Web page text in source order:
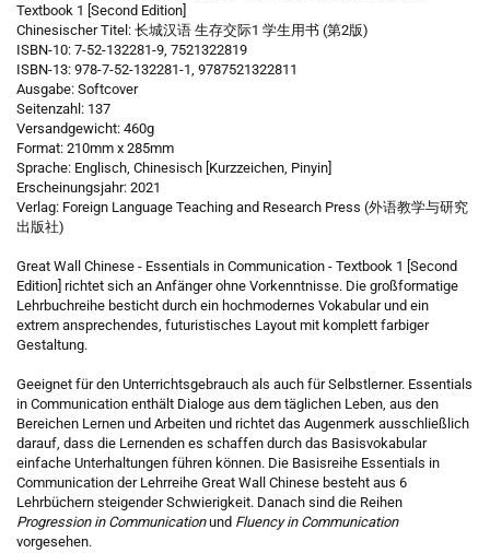
Textbook 1 [Second Edition]
Chinesischer Titel: 长城汉语 生存交际1 学生用书 (第2版)
ISBN-10: 7-52-132281-9, 7521322819
ISBN-13: 978-7-52-132281-1, 9787521322811
Ausgabe: Softcover
Seitenzahl: 137
Versandgewicht: 460g
Format: 210mm x 285mm
Sprache: Englisch, Chinesisch [Kurzzeichen, Pinyin]
Erscheinungsjahr: 2021
Verlag: Foreign Language Teaching and Research Press (外语教学与研究
出版社)
Great Wall Chinese - Essentials in Communication - Textbook 1 [Second
Edition] richtet sich an Anfänger ohne Vorkenntnisse. Die großformatige
Lehrbuchreihe besticht durch ein hochmodernes Vokabular und ein
extrem ansprechendes, futuristisches Layout mit komplett farbiger
Gestaltung.
Geeignet für den Unterrichtsgebrauch als auch für Selbstlerner. Essentials
in Communication enthält Dialoge aus dem täglichen Leben, aus den
Bereichen Lernen und Arbeiten und richtet das Augenmerk ausschließlich
darauf, dass die Lernenden es schaffen durch das Basisvokabular
einfache Unterhaltungen führen können. Die Basisreihe Essentials in
Communication der Lehrreihe Great Wall Chinese besteht aus 6
Lehrbüchern steigender Schwierigkeit. Danach sind die Reihen
Progression in Communicationund Fluency in Communication
vorgesehen.